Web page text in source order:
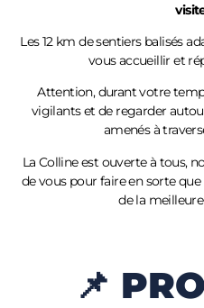
Les 12 km de sentiers balisés
vous accueillir et
Attention, durant votre
vigilants et de regarder
amenés à
La Colline est ouverte à tous,
de vous pour faire en sorte
de la
📌